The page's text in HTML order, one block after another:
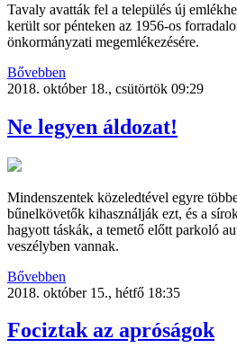
Tavaly avatták fel a település új
került sor pénteken az 1956-os
önkormányzati megemlékezésére.
Bővebben
2018. október 18., csütörtök 09:29
Ne legyen áldozat!
Mindenszentek közeledtével egyre
bűnelkövetők kihasználják ezt, és a
hagyott táskák, a temető előtt parkoló
veszélyben vannak.
Bővebben
2018. október 15., hétfő 18:35
Fociztak az apróságok